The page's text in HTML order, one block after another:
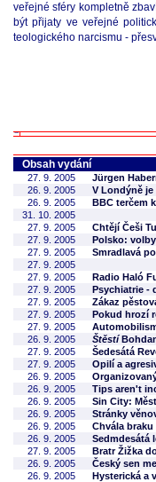
veřejné sféry kompletně
být přijaty ve veřejné
teologického narcismu -
Obsah vydání
27. 9. 2005
Jürgen
26. 9. 2005
V Londýně
26. 9. 2005
BBC terčem
31. 10. 2005
27. 9. 2005
Chtějí Češi
27. 9. 2005
Polsko:
27. 9. 2005
Smradlavá
27. 9. 2005
27. 9. 2005
Radio Haló
27. 9. 2005
Psychiatrie -
27. 9. 2005
Zákaz
27. 9. 2005
Pokud hrozí
27. 9. 2005
26. 9. 2005
Štěstí
27. 9. 2005
Šedesátá
27. 9. 2005
Opilí a
26. 9. 2005
26. 9. 2005
Tips aren't
26. 9. 2005
Sin City:
26. 9. 2005
Stránky
26. 9. 2005
Chvála braku
26. 9. 2005
Sedmdesátá
27. 9. 2005
Bratr Žižka
26. 9. 2005
Český sen
26. 9. 2005
Hysterická a